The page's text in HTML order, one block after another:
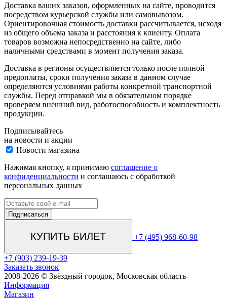
Доставка ваших заказов, оформленных на сайте, проводится
посредством курьерской службы или самовывозом.
Ориентировочная стоимость доставки рассчитывается, исходя
из общего объема заказа и расстояния к клиенту. Оплата
товаров возможна непосредственно на сайте, либо
наличными средствами в момент получения заказа.
Доставка в регионы осуществляется только после полной
предоплаты, сроки получения заказа в данном случае
определяются условиями работы конкретной транспортной
службы. Перед отправкой мы в обязательном порядке
проверяем внешний вид, работоспособность и комплектность
продукции.
Подписывайтесь
на новости и акции
Новости магазина
Нажимая кнопку, я принимаю соглашение о
конфиденциальности и соглашаюсь с обработкой
персональных данных
КУПИТЬ БИЛЕТ +7 (495) 968-60-98
+7 (903) 239-19-39
Заказать звонок
2008-2026 © Звёздный городок, Московская область
Информация
Магазин